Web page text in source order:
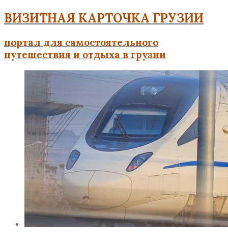
ВИЗИТНАЯ КАРТОЧКА ГРУЗИИ
портал для самостоятельного
путешествия и отдыха в грузии